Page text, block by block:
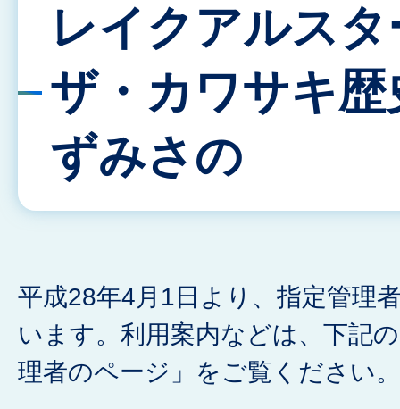
レイクアルス
ザ・カワサキ歴
ずみさの
平成28年4月1日より、指定管理
います。利用案内などは、下記
理者のページ」をご覧ください。